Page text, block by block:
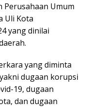
Perusahaan Umum
Uli Kota
yang dinilai
yang diminta
dugaan korupsi
19, dugaan
dan dugaan